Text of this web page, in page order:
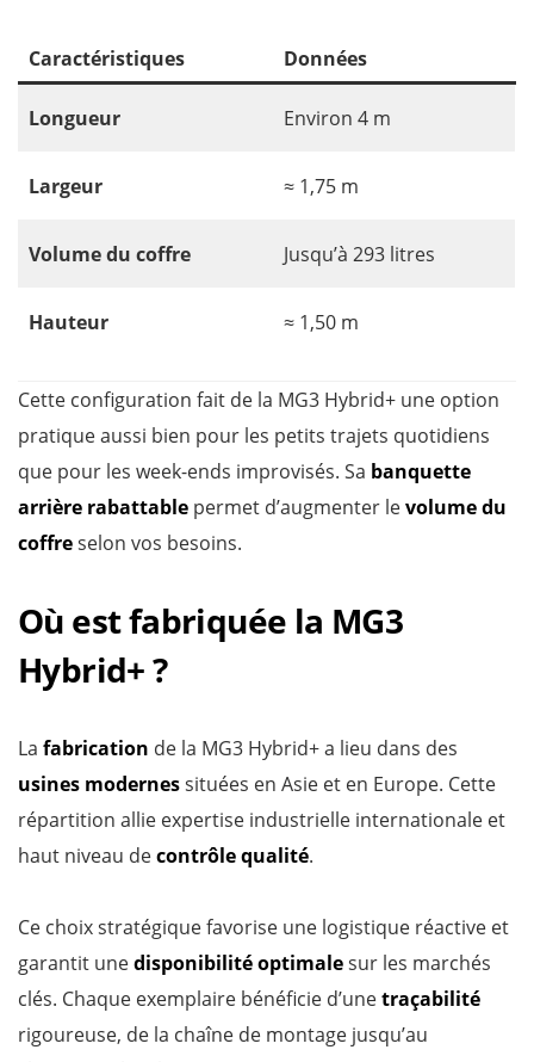
Caractéristiques Données
Longueur Environ 4 m
Largeur ≈ 1,75 m
Volume du coffre Jusqu’à 293 litres
Hauteur ≈ 1,50 m
Cette configuration fait de la MG3 Hybrid+ une option
pratique aussi bien pour les petits trajets quotidiens
que pour les week-ends improvisés. Sa banquette
arrière rabattable permet d’augmenter levolume du
coffreselon vos besoins.
Où est fabriquée la MG3
Hybrid+ ?
La fabrication de la MG3 Hybrid+ a lieu dans des
usines modernessituées en Asie et en Europe. Cette
répartition allie expertise industrielle internationale et
haut niveau decontrôle qualité.
Ce choix stratégique favorise une logistique réactive et
garantit unedisponibilité optimalesur les marchés
clés. Chaque exemplaire bénéficie d’unetraçabilité
rigoureuse, de la chaîne de montage jusqu’au